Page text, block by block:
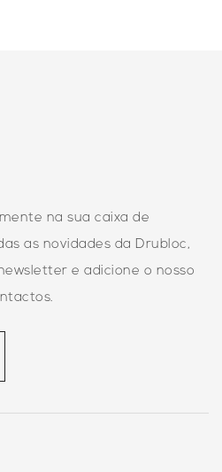
na sua caixa de
as novidades da Drubloc,
e adicione o nosso